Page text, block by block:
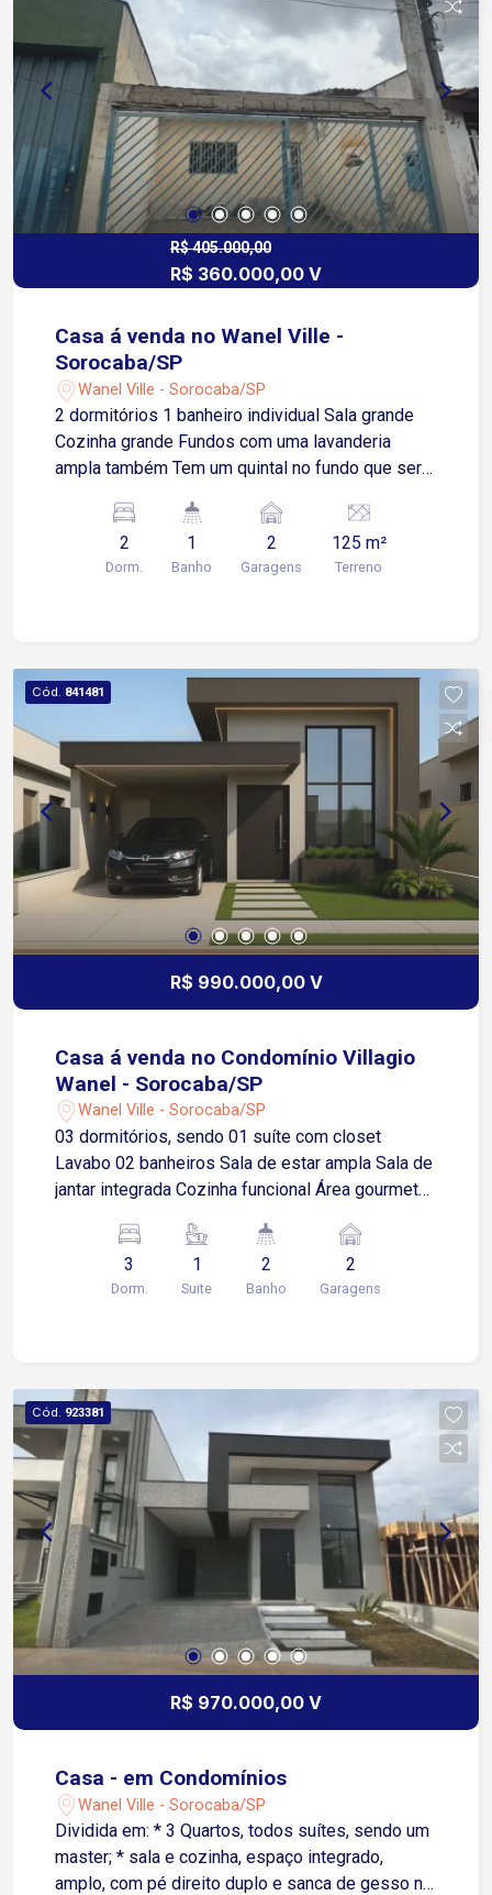
praticidade em um só lugar!
R$ 405.000,00
R$ 360.000,00 V
Casa á venda no Wanel Ville -
Sorocaba/SP
Wanel Ville - Sorocaba/SP
2 dormitórios 1 banheiro individual Sala grande
Cozinha grande Fundos com uma lavanderia
ampla também Tem um quintal no fundo que seria
2
Dorm.
1
Banho
2
Garagens
125 m²
Terreno
Cód. 841481
R$ 990.000,00 V
Casa á venda no Condomínio Villagio
Wanel - Sorocaba/SP
Wanel Ville - Sorocaba/SP
03 dormitórios, sendo 01 suíte com closet
Lavabo 02 banheiros Sala de estar ampla Sala de
jantar integrada Cozinha funcional Área gourmet
coberta e 01 descoberta Casa em condomínio
com ambientes amplos, bem distribuídos e
integrados, proporcionando conforto, praticidade
agosto
3
Dorm.
1
Suite
2
Banho
2
Garagens
Cód. 923381
R$ 970.000,00 V
Casa - em Condomínios
Wanel Ville - Sorocaba/SP
Dividida em: * 3 Quartos, todos suítes, sendo um
master; * sala e cozinha, espaço integrado,
amplo, com pé direito duplo e sanca de gesso no